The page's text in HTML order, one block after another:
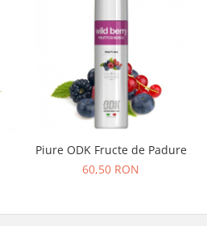
Piure ODK Fructe de Padure
60,50 RON